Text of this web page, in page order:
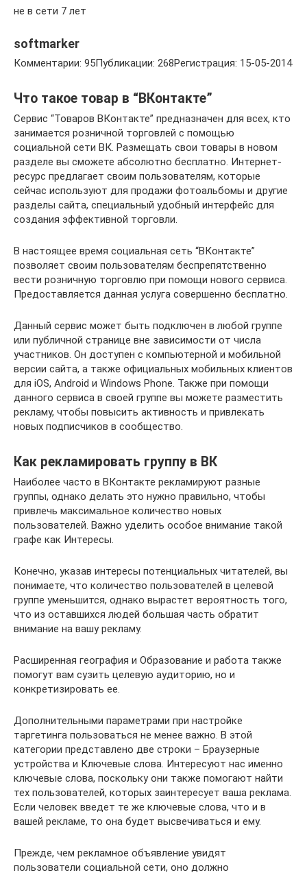
не в сети 7 лет
softmarker
Комментарии: 95Публикации: 268Регистрация: 15-05-2014
Что такое товар в “ВКонтакте”
Сервис “Товаров ВКонтакте” предназначен для всех, кто
занимается розничной торговлей с помощью
социальной сети ВК. Размещать свои товары в новом
разделе вы сможете абсолютно бесплатно. Интернет-
ресурс предлагает своим пользователям, которые
сейчас используют для продажи фотоальбомы и другие
разделы сайта, специальный удобный интерфейс для
создания эффективной торговли.
В настоящее время социальная сеть “ВКонтакте”
позволяет своим пользователям беспрепятственно
вести розничную торговлю при помощи нового сервиса.
Предоставляется данная услуга совершенно бесплатно.
Данный сервис может быть подключен в любой группе
или публичной странице вне зависимости от числа
участников. Он доступен с компьютерной и мобильной
версии сайта, а также официальных мобильных клиентов
для iOS, Android и Windows Phone. Также при помощи
данного сервиса в своей группе вы можете разместить
рекламу, чтобы повысить активность и привлекать
новых подписчиков в сообщество.
Как рекламировать группу в ВК
Наиболее часто в ВКонтакте рекламируют разные
группы, однако делать это нужно правильно, чтобы
привлечь максимальное количество новых
пользователей. Важно уделить особое внимание такой
графе как Интересы.
Конечно, указав интересы потенциальных читателей, вы
понимаете, что количество пользователей в целевой
группе уменьшится, однако вырастет вероятность того,
что из оставшихся людей большая часть обратит
внимание на вашу рекламу.
Расширенная география и Образование и работа также
помогут вам сузить целевую аудиторию, но и
конкретизировать ее.
Дополнительными параметрами при настройке
таргетинга пользоваться не менее важно. В этой
категории представлено две строки – Браузерные
устройства и Ключевые слова. Интересуют нас именно
ключевые слова, поскольку они также помогают найти
тех пользователей, которых заинтересует ваша реклама.
Если человек введет те же ключевые слова, что и в
вашей рекламе, то она будет высвечиваться и ему.
Прежде, чем рекламное объявление увидят
пользователи социальной сети, оно должно